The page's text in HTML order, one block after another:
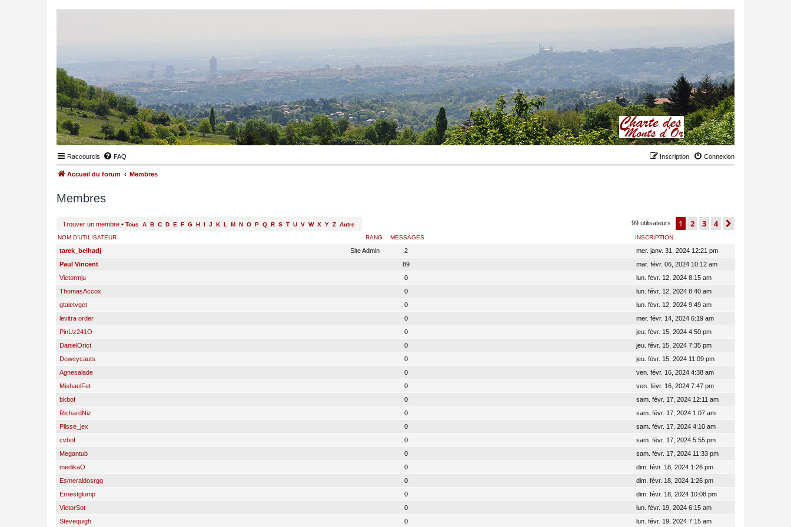
Raccourcis FAQ Connexion
Inscription
Accueil du forum Membres
Membres
Trouver un membre • Tous A B C D E F G H I J K L M N O P Q R S T U V W X Y Z Autre 99 utilisateurs 1 2 3 4
RANG
NOM D’UTILISATEUR MESSAGES INSCRIPTION
Site Admin
tarek_belhadj 2
mer. janv. 31, 2024 12:21 pm
Paul Vincent
89
mar. févr. 06, 2024 10:12 am
Victormju
0
lun. févr. 12, 2024 8:15 am
ThomasAccox
0
lun. févr. 12, 2024 8:40 am
gtaletvget
0
lun. févr. 12, 2024 9:49 am
levitra order
0
mer. févr. 14, 2024 6:19 am
PinUz241O
0
jeu. févr. 15, 2024 4:50 pm
DanielOrict
0
jeu. févr. 15, 2024 7:35 pm
Deweycauts
0
jeu. févr. 15, 2024 11:09 pm
Agnesalade
0
ven. févr. 16, 2024 4:38 am
MishaelFet
0
ven. févr. 16, 2024 7:47 pm
bkbof
0
sam. févr. 17, 2024 12:11 am
RichardNiz
0
sam. févr. 17, 2024 1:07 am
Plisse_jex
0
sam. févr. 17, 2024 4:10 am
cvbof
0
sam. févr. 17, 2024 5:55 pm
Megantub
0
sam. févr. 17, 2024 11:33 pm
medikaO
0
dim. févr. 18, 2024 1:26 pm
Esmeraldosrgq
0
dim. févr. 18, 2024 1:26 pm
Ernestglump
0
dim. févr. 18, 2024 10:08 pm
VictorSot
0
lun. févr. 19, 2024 6:15 am
Stevequigh
0 lun. févr. 19, 2024 7:15 am